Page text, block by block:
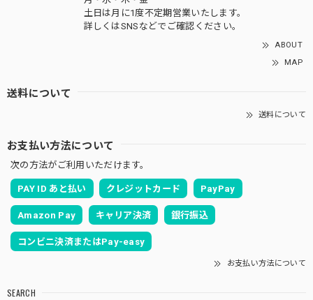
土日は月に1度不定期営業いたします。
詳しくはSNSなどでご確認ください。
ABOUT
MAP
送料について
送料について
お支払い方法について
次の方法がご利用いただけます。
PAY ID あと払い クレジットカード PayPay
Amazon Pay キャリア決済 銀行振込
コンビニ決済またはPay-easy
お支払い方法について
SEARCH